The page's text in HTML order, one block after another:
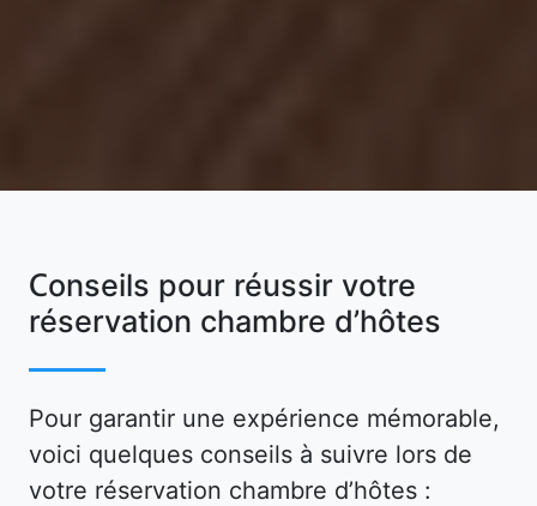
Conseils pour réussir votre
réservation chambre d’hôtes
Pour garantir une expérience mémorable,
voici quelques conseils à suivre lors de
votre réservation chambre d’hôtes :